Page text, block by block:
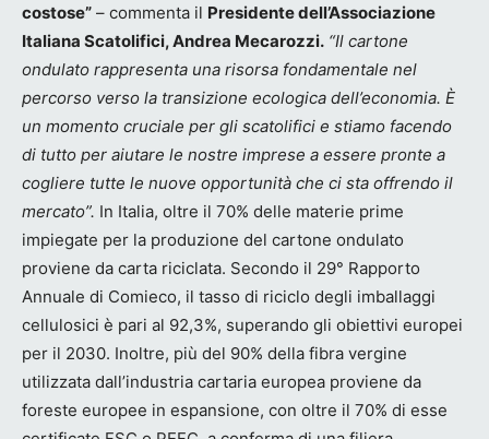
costose” – commenta il Presidente dell’Associazione
Italiana Scatolifici, Andrea Mecarozzi. “Il cartone
ondulato rappresenta una risorsa fondamentale nel
percorso verso la transizione ecologica dell’economia. È
un momento cruciale per gli scatolifici e stiamo facendo
di tutto per aiutare le nostre imprese a essere pronte a
cogliere tutte le nuove opportunità che ci sta offrendo il
mercato”. In Italia, oltre il 70% delle materie prime
impiegate per la produzione del cartone ondulato
proviene da carta riciclata. Secondo il 29° Rapporto
Annuale di Comieco, il tasso di riciclo degli imballaggi
cellulosici è pari al 92,3%, superando gli obiettivi europei
per il 2030. Inoltre, più del 90% della fibra vergine
utilizzata dall’industria cartaria europea proviene da
foreste europee in espansione, con oltre il 70% di esse